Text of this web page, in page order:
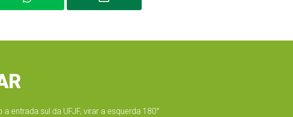
entrada sul da UFJF, virar a esquerda 180°